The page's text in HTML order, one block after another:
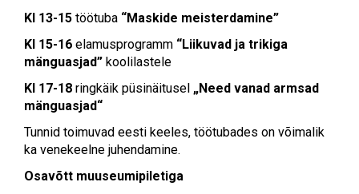
Kl 13-15 töötuba “Maskide meisterdamine”
Kl 15-16 elamusprogramm “Liikuvad ja trikiga
mänguasjad” koolilastele
Kl 17-18 ringkäik püsinäitusel „Need vanad armsad
mänguasjad“
Tunnid toimuvad eesti keeles, töötubades on võimalik
ka venekeelne juhendamine.
Osavõtt muuseumipiletiga